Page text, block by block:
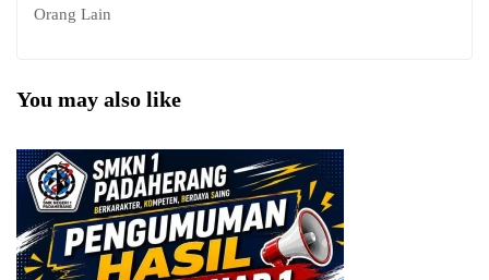
Orang Lain
You may also like